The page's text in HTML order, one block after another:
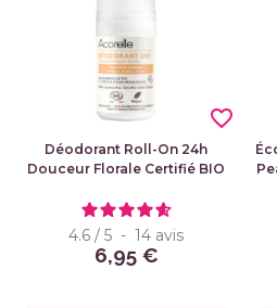
Déodorant Roll-On 24h
Douceur Florale Certifié BIO
4.6 / 5 - 14 avis
6,95 €
favorite_border